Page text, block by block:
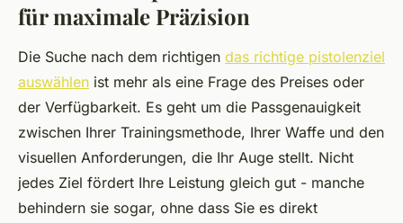
für maximale Präzision
Die Suche nach dem richtigen das richtige pistolenziel
auswählen ist mehr als eine Frage des Preises oder
der Verfügbarkeit. Es geht um die Passgenauigkeit
zwischen Ihrer Trainingsmethode, Ihrer Waffe und den
visuellen Anforderungen, die Ihr Auge stellt. Nicht
jedes Ziel fördert Ihre Leistung gleich gut - manche
behindern sie sogar, ohne dass Sie es direkt